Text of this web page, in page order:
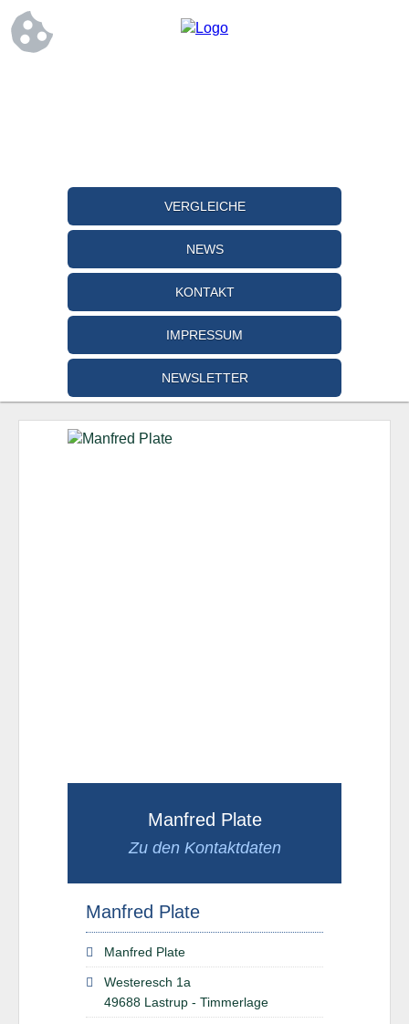
VERGLEICHE
NEWS
KONTAKT
IMPRESSUM
NEWSLETTER
Manfred Plate
Zu den Kontaktdaten
Manfred Plate
Manfred Plate
Westeresch 1a
49688 Lastrup - Timmerlage